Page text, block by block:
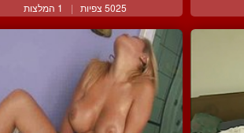
5025 צפיות | 1 המלצות